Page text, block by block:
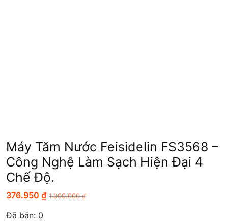
Máy Tăm Nước Feisidelin FS3568 –
Công Nghệ Làm Sạch Hiện Đại 4
Chế Độ.
376.950 ₫ 1.000.000₫
Đã bán: 0